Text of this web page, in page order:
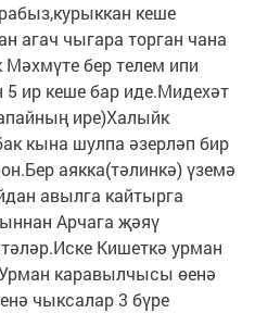
кеше
агач чыгара торган чана
бер телем ипи
ир кеше бар иде.Мидехәт
ире)Халыйк
кына шулпа әзерләп бир
аякка(тәлинкә) үземә
авылга кайтырга
Арчага җәяү
Кишеткә урман
каравылчысы өенә
чыксалар 3 бүре